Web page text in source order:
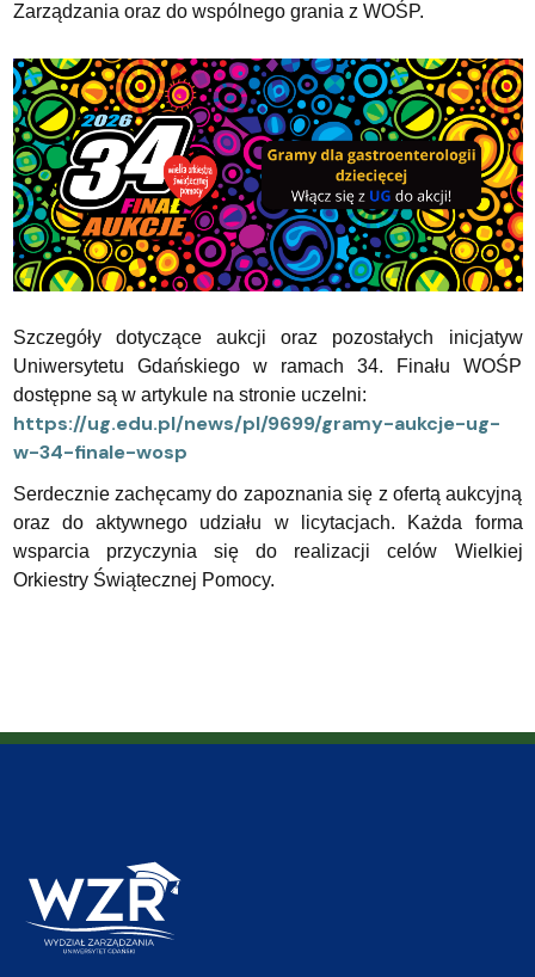
Zarządzania oraz do wspólnego grania z WOŚP.
Szczegóły dotyczące aukcji oraz pozostałych inicjatyw
Uniwersytetu Gdańskiego w ramach 34. Finału WOŚP
dostępne są w artykule na stronie uczelni:
https://ug.edu.pl/news/pl/9699/gramy-aukcje-ug-
w-34-finale-wosp
Serdecznie zachęcamy do zapoznania się z ofertą aukcyjną
oraz do aktywnego udziału w licytacjach. Każda forma
wsparcia przyczynia się do realizacji celów Wielkiej
Orkiestry Świątecznej Pomocy.